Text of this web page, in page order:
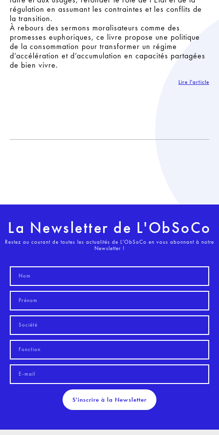
régulation en assumant les contraintes et les conflits de
la transition.
À rebours des sermons moralisateurs comme des
promesses euphoriques, ce livre propose une politique
de la consommation pour transformer un régime
d’accélération et d’accumulation en capacités partagées
de bien vivre.
Lire l'article
La Newsletter de L'ObSoCo
Restez au courant de toutes les actualités de L'ObSoCo en vous abonnant à notre
Newsletter !
S'inscrire à la Newsletter